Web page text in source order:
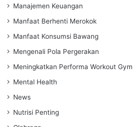
Manajemen Keuangan
Manfaat Berhenti Merokok
Manfaat Konsumsi Bawang
Mengenali Pola Pergerakan
Meningkatkan Performa Workout Gym
Mental Health
News
Nutrisi Penting